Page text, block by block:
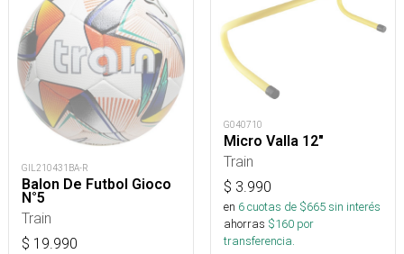
GIL210431BA-R
Balon De Futbol Gioco
N°5
Train
$ 19.990
G040710
Micro Valla 12"
Train
$ 3.990
en 6cuotas de $665sin interés
ahorras $160 por
transferencia.